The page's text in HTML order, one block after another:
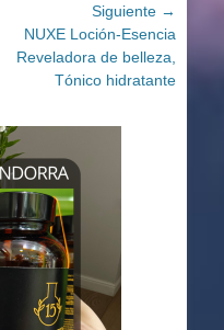
Siguiente →
NUXE Loción-Esencia
Reveladora de belleza,
Tónico hidratante